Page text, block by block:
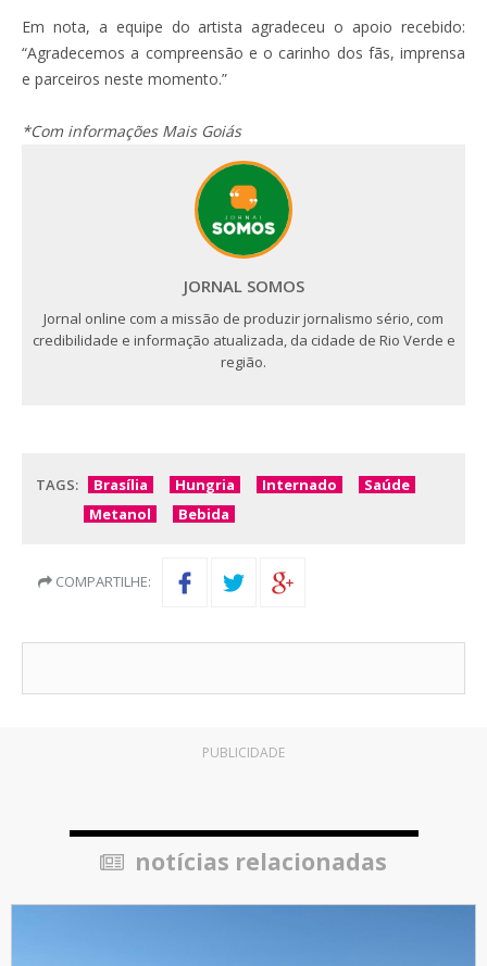
Em nota, a equipe do artista agradeceu o apoio recebido:
“Agradecemos a compreensão e o carinho dos fãs, imprensa
e parceiros neste momento.”
*Com informações Mais Goiás
JORNAL SOMOS
Jornal online com a missão de produzir jornalismo sério, com
credibilidade e informação atualizada, da cidade de Rio Verde e
região.
TAGS: Brasília Hungria Internado
Saúde
Metanol
Bebida
COMPARTILHE:
PUBLICIDADE
notícias relacionadas